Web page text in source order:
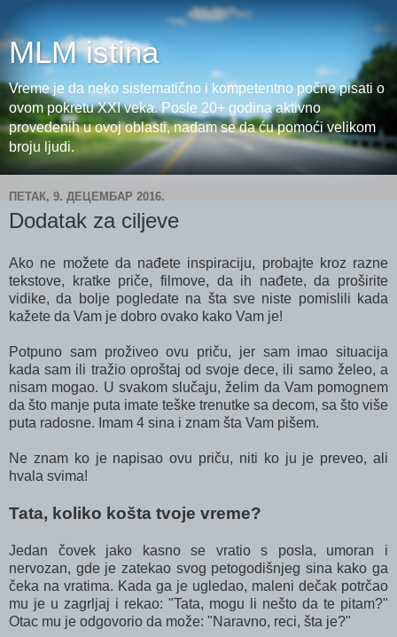
MLM istina
Vreme je da neko sistematično i kompetentno počne pisati o
ovom pokretu XXI veka. Posle 20+ godina aktivno
provedenih u ovoj oblasti, nadam se da ću pomoći velikom
broju ljudi.
ПЕТАК, 9. ДЕЦЕМБАР 2016.
Dodatak za ciljeve
Ako ne možete da nađete inspiraciju, probajte kroz razne
tekstove, kratke priče, filmove, da ih nađete, da proširite
vidike, da bolje pogledate na šta sve niste pomislili kada
kažete da Vam je dobro ovako kako Vam je!
Potpuno sam proživeo ovu priču, jer sam imao situacija
kada sam ili tražio oproštaj od svoje dece, ili samo želeo, a
nisam mogao. U svakom slučaju, želim da Vam pomognem
da što manje puta imate teške trenutke sa decom, sa što više
puta radosne. Imam 4 sina i znam šta Vam pišem.
Ne znam ko je napisao ovu priču, niti ko ju je preveo, ali
hvala svima!
Tata, koliko košta tvoje vreme?
Jedan čovek jako kasno se vratio s posla, umoran i
nervozan, gde je zatekao svog petogodišnjeg sina kako ga
čeka na vratima. Kada ga je ugledao, maleni dečak potrčao
mu je u zagrljaj i rekao: "Tata, mogu li nešto da te pitam?"
Otac mu je odgovorio da može: "Naravno, reci, šta je?"